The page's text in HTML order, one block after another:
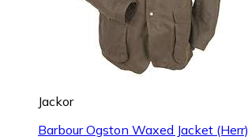
Jackor
Barbour Ogston Waxed Jacket (Herr)